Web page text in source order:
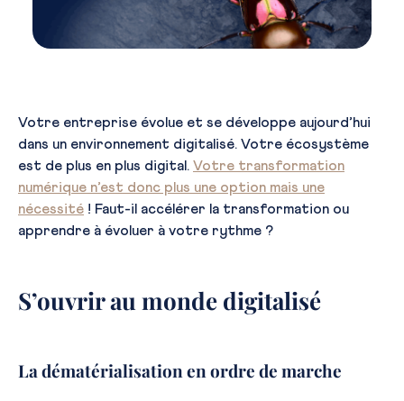
Votre entreprise évolue et se développe aujourd’hui
dans un environnement digitalisé. Votre écosystème
est de plus en plus digital. Votre transformation
numérique n’est donc plus une option mais une
nécessité ! Faut-il accélérer la transformation ou
apprendre à évoluer à votre rythme ?
S’ouvrir au monde digitalisé
La dématérialisation en ordre de marche